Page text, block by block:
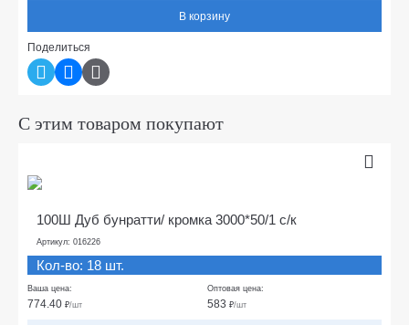
В корзину
Поделиться
С этим товаром покупают
100Ш Дуб бунратти/ кромка 3000*50/1 с/к
Артикул: 016226
Кол-во: 18 шт.
Ваша цена:
774.40 ₽/шт
Оптовая цена:
583 ₽/шт